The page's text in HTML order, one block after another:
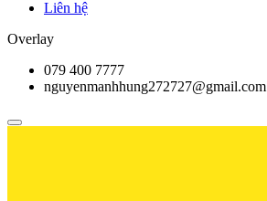
Liên hệ
Overlay
079 400 7777
nguyenmanhhung272727@gmail.com